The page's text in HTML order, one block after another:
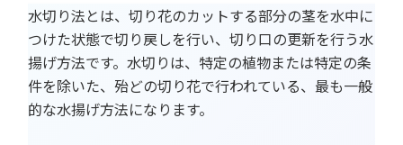
水切り法とは、切り花のカットする部分の茎を水中に
つけた状態で切り戻しを行い、切り口の更新を行う水
揚げ方法です。水切りは、特定の植物または特定の条
件を除いた、殆どの切り花で行われている、最も一般
的な水揚げ方法になります。